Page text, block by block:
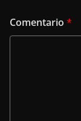
Comentario *